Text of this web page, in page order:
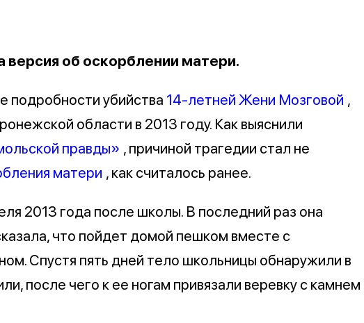
версия об оскорблении матери.
подробности убийства 14-летней Жени Мозговой ,
области в 2013 году. Как выяснили
правды» , причиной трагедии стал не
матери , как считалось ранее.
2013 года после школы. В последний раз она
что пойдет домой пешком вместе с
Спустя пять дней тело школьницы обнаружили в
после чего к ее ногам привязали веревку с камнем